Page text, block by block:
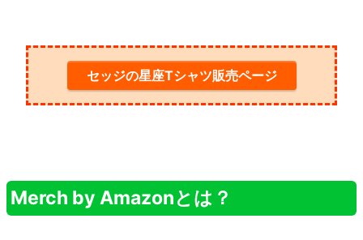
セッジの星座Tシャツ販売ページ
Merch by Amazonとは？